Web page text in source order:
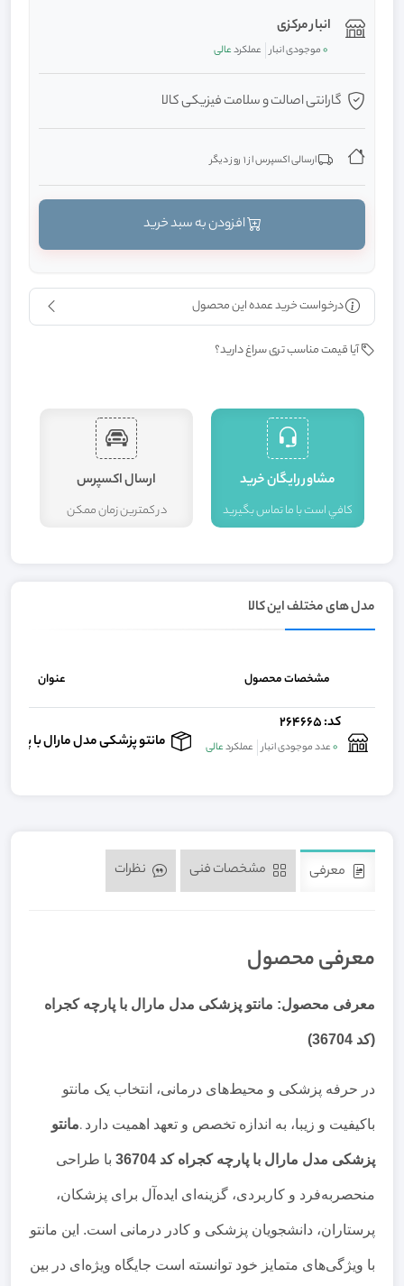
انبار مرکزی
0موجودی انبار عملکردعالی
گارانتی اصالت و سلامت فیزیکی کالا
ارسالی اکسپرس از 1 روز دیگر
درخواست خرید عمده این محصول
آیا قیمت مناسب تری سراغ دارید؟
مشاور رايگان خريد
کافي است با ما تماس بگيريد
ارسال اکسپرس
در کمترين زمان ممکن
مدل های مختلف این کالا
مشخصات محصول عنوان
کد: 264665
0عدد موجودی انبار عملکردعالی مانتو پزشکی مدل مارال با پارچه
معرفی
معرفی محصول
معرفی محصول: مانتو پزشکی مدل مارال با پارچه کجراه
(کد 36704)
در حرفه پزشکی و محیط‌های درمانی، انتخاب یک مانتو
باکیفیت و زیبا، به اندازه تخصص و تعهد اهمیت دارد .مانتو
پزشکی مدل مارال با پارچه کجراه کد 36704 با طراحی
منحصربه‌فرد و کاربردی، گزینه‌ای ایده‌آل برای پزشکان،
پرستاران، دانشجویان پزشکی و کادر درمانی است. این مانتو
با ویژگی‌های متمایز خود توانسته است جایگاه ویژه‌ای در بین